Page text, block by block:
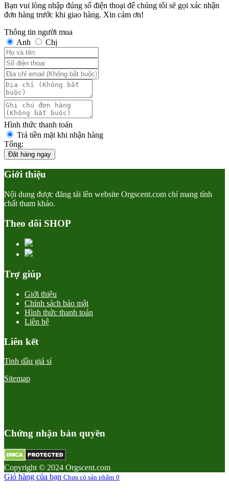
Bạn vui lòng nhập đúng số điện thoại để chúng tôi sẽ gọi xác nhận
đơn hàng trước khi giao hàng. Xin cảm ơn!
Thông tin người mua
Anh
Chị
Hình thức thanh toán
Trả tiền mặt khi nhận hàng
Tổng:
Đặt hàng ngay
Giới thiệu
Nội dung được đăng tải lên website Orgscent.com chỉ mang tính
chất tham khảo.
Theo dõi SHOP
Trợ giúp
Giới thiệu
Chính sách bảo mật
Hình thức thanh toán
Liên hệ
Liên kết
Tinh dầu giá sỉ
Sitemap
Chứng nhận bản quyền
Copyright © 2024 Orgscent.com
Giỏ hàng của bạn Chưa có sản phẩm 0